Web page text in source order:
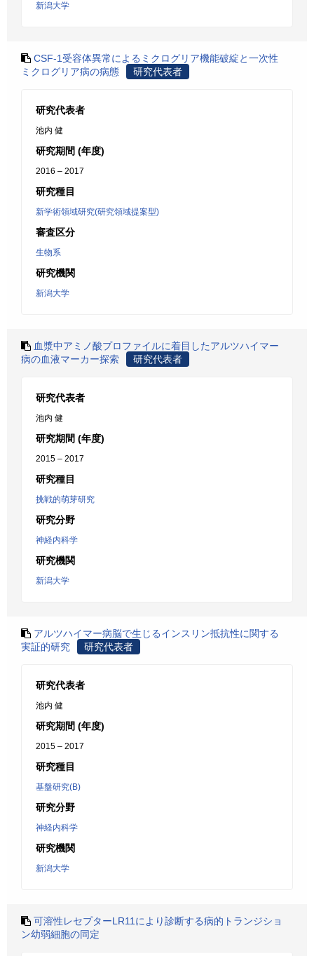
新潟大学
CSF-1受容体異常によるミクログリア機能破綻と一次性
ミクログリア病の病態
研究代表者
研究代表者
池内 健
研究期間 (年度)
2016 – 2017
研究種目
新学術領域研究(研究領域提案型)
審査区分
生物系
研究機関
新潟大学
血漿中アミノ酸プロファイルに着目したアルツハイマー
病の血液マーカー探索
研究代表者
研究代表者
池内 健
研究期間 (年度)
2015 – 2017
研究種目
挑戦的萌芽研究
研究分野
神経内科学
研究機関
新潟大学
アルツハイマー病脳で生じるインスリン抵抗性に関する
実証的研究
研究代表者
研究代表者
池内 健
研究期間 (年度)
2015 – 2017
研究種目
基盤研究(B)
研究分野
神経内科学
研究機関
新潟大学
可溶性レセプターLR11により診断する病的トランジショ
ン幼弱細胞の同定